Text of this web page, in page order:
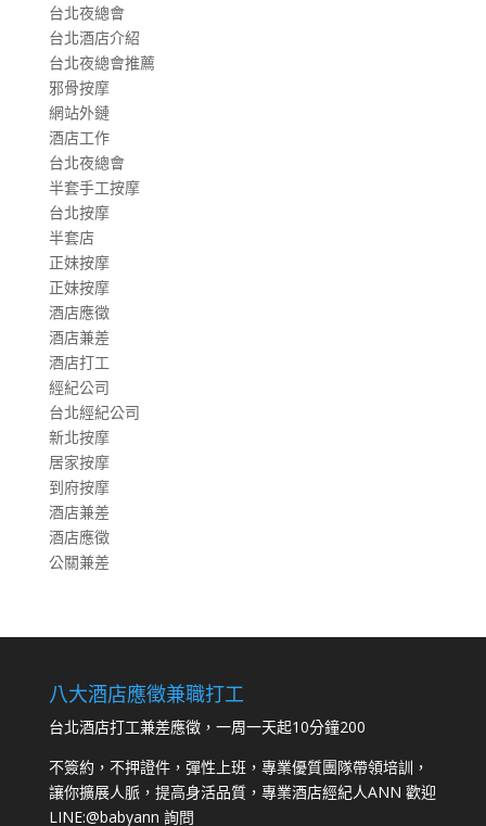
台北夜總會
台北酒店介紹
台北夜總會推薦
邪骨按摩
網站外鏈
酒店工作
台北夜總會
半套手工按摩
台北按摩
半套店
正妹按摩
正妹按摩
酒店應徵
酒店兼差
酒店打工
經紀公司
台北經紀公司
新北按摩
居家按摩
到府按摩
酒店兼差
酒店應徵
公關兼差
八大酒店應徵兼職打工
台北酒店打工兼差應徵，一周一天起10分鐘200
不簽約，不押證件，彈性上班，專業優質團隊帶領培訓，
讓你擴展人脈，提高身活品質，專業酒店經紀人ANN 歡迎
LINE:@babyann 詢問